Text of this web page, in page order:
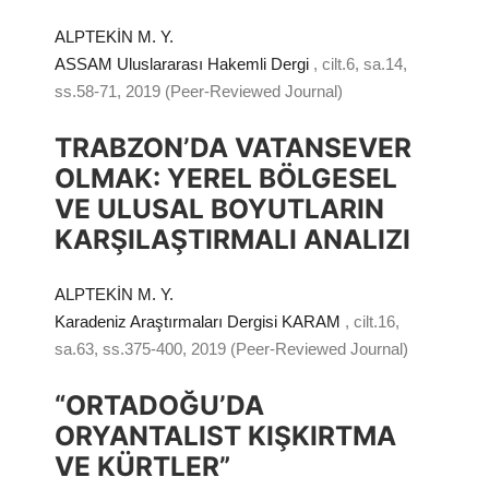
ALPTEKİN M. Y.
ASSAM Uluslararası Hakemli Dergi , cilt.6, sa.14,
ss.58-71, 2019 (Peer-Reviewed Journal)
TRABZON’DA VATANSEVER
OLMAK: YEREL BÖLGESEL
VE ULUSAL BOYUTLARIN
KARŞILAŞTIRMALI ANALIZI
ALPTEKİN M. Y.
Karadeniz Araştırmaları Dergisi KARAM , cilt.16,
sa.63, ss.375-400, 2019 (Peer-Reviewed Journal)
“ORTADOĞU’DA
ORYANTALIST KIŞKIRTMA
VE KÜRTLER”